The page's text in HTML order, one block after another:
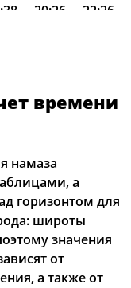
20:26 22:26
20:19
20:13
20:11 22:17
20:08
времени
намаза
а
горизонтом для
широты
значения
от
а также от